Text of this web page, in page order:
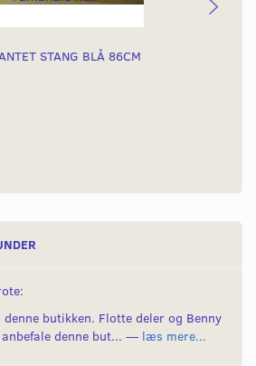
STANG BLÅ 86CM
butikken. Flotte deler og Benny
denne but... — læs mere...